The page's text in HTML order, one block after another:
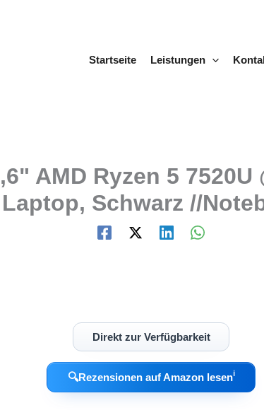
Startseite
Leistungen
AMD Ryzen 5 7520U
Schwarz //
Direkt zur Verfügbarkeit
🔍Rezensionen auf Amazon lesenℹ︎